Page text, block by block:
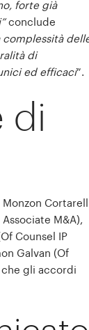
forte già
conclude
complessità
di
ed efficaci”.
di
Monzon
M&A),
Counsel IP
Galvan (Of
che gli accordi